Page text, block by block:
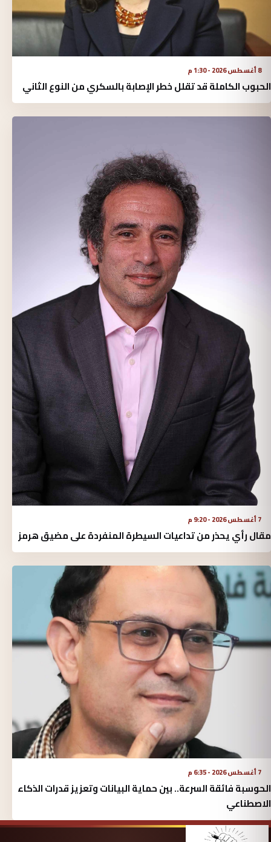
8 أغسطس 2026 - 1:30 م
الحبوب الكاملة قد تقلل خطر الإصابة بالسكري من النوع الثاني
7 أغسطس 2026 - 9:20 م
مقال رأي يحذر من تداعيات السيطرة المنفردة على مضيق هرمز
7 أغسطس 2026 - 6:35 م
الحوسبة فائقة السرعة.. بين حماية البيانات وتعزيز قدرات الذكاء
الاصطناعي